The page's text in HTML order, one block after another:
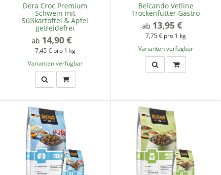
Dera Croc Premium
Schwein mit
Süßkartoffel & Apfel
getreidefrei
ab 14,90 €
7,45 € pro 1 kg
Varianten verfügbar
Belcando Vetline
Trockenfutter Gastro
ab 13,95 €
7,75 € pro 1 kg
Varianten verfügbar